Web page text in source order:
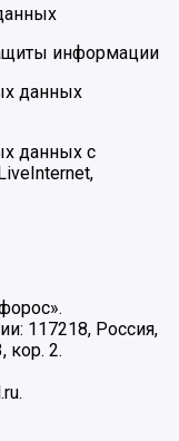
информации
данных
данных с
117218, Россия,
кор. 2.